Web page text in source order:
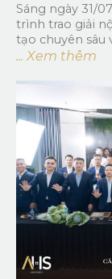
Sáng ngày 31/
trình trao giải
tạo chuyên sâu
... Xem thêm